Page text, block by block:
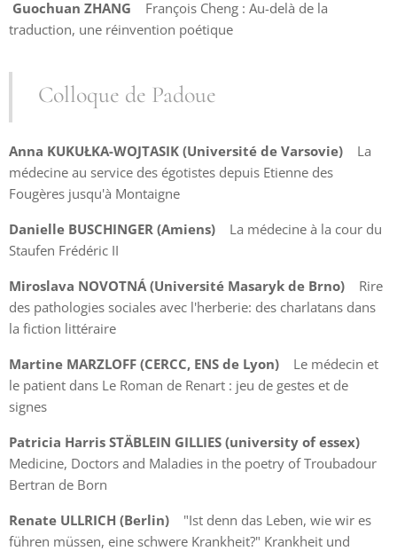
Guochuan ZHANG
François Cheng : Au-delà de la
traduction, une réinvention poétique
Colloque de Padoue
Anna KUKUŁKA-WOJTASIK (Université de Varsovie) La
médecine au service des égotistes depuis Etienne des
Fougères jusqu'à Montaigne
Danielle BUSCHINGER (Amiens) La médecine à la cour du
Staufen Frédéric II
Miroslava NOVOTNÁ (Université Masaryk de Brno) Rire
des pathologies sociales avec l'herberie: des charlatans dans
la fiction littéraire
Martine MARZLOFF (CERCC, ENS de Lyon) Le médecin et
le patient dans Le Roman de Renart : jeu de gestes et de
signes
Patricia Harris STÄBLEIN GILLIES (university of essex)
Medicine, Doctors and Maladies in the poetry of Troubadour
Bertran de Born
Renate ULLRICH (Berlin) "Ist denn das Leben, wie wir es
führen müssen, eine schwere Krankheit?" Krankheit und